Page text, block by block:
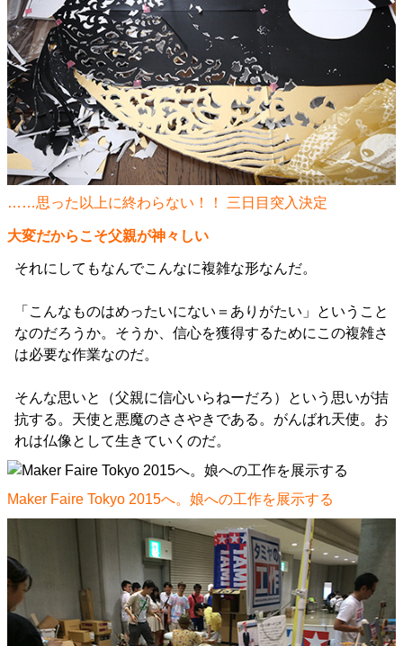
……思った以上に終わらない！！ 三日目突入決定
大変だからこそ父親が神々しい
それにしてもなんでこんなに複雑な形なんだ。
「こんなものはめったいにない＝ありがたい」ということ
なのだろうか。そうか、信心を獲得するためにこの複雑さ
は必要な作業なのだ。
そんな思いと（父親に信心いらねーだろ）という思いが拮
抗する。天使と悪魔のささやきである。がんばれ天使。お
れは仏像として生きていくのだ。
Maker Faire Tokyo 2015へ。娘への工作を展示する